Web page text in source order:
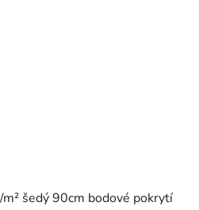
šedý 90cm bodové pokrytí